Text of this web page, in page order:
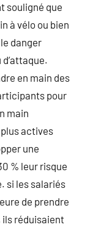
souligné que
à vélo ou bien
danger
en main des
pour
main
actives
une
% leur risque
si les salariés
de prendre
ils réduisaient